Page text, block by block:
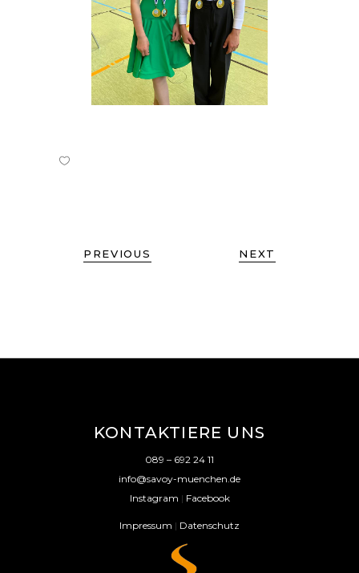
PREVIOUS NEXT
KONTAKTIERE UNS
089 – 692 24 11
info@savoy-muenchen.de
Instagram | Facebook
Impressum | Datenschutz